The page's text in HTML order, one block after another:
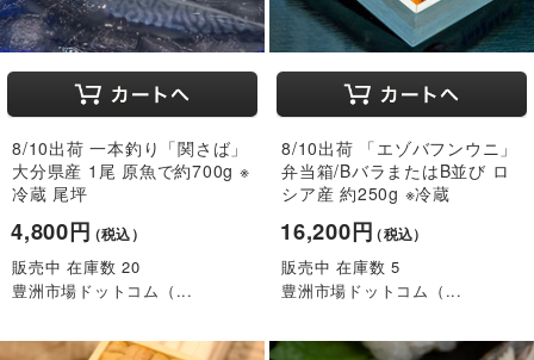
8/10出荷 一本釣り「関さば」
大分県産 1尾 原魚で約700g ※
冷蔵 尾坪
4,800円（税込）
販売中 在庫数 20
豊洲市場ドットコム（...
8/10出荷 「エゾバフンウニ」
弁当箱/BバラまたはB並び ロ
シア産 約250g ※冷蔵
16,200円（税込）
販売中 在庫数 5
豊洲市場ドットコム（...